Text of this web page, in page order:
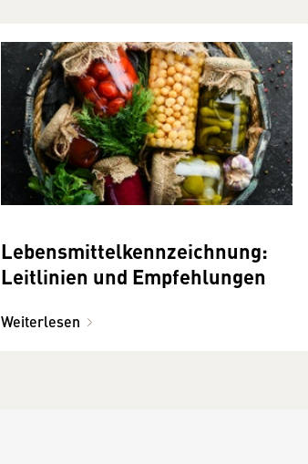
Lebensmittelkennzeichnung:
Leitlinien und Empfehlungen
Weiterlesen